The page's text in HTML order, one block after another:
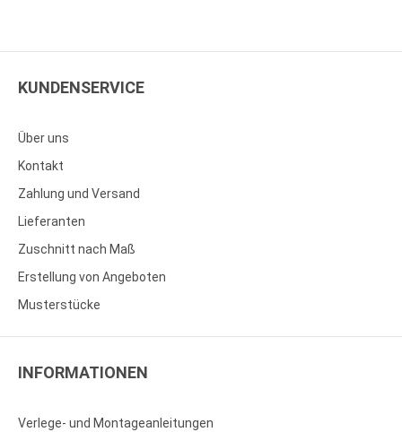
KUNDENSERVICE
Über uns
Kontakt
Zahlung und Versand
Lieferanten
Zuschnitt nach Maß
Erstellung von Angeboten
Musterstücke
INFORMATIONEN
Verlege- und Montageanleitungen